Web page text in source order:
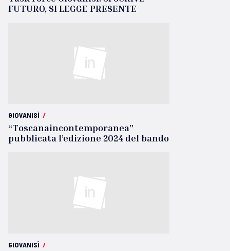
FUTURO, SI LEGGE PRESENTE
GIOVANISÌ /
“Toscanaincontemporanea”
pubblicata l’edizione 2024 del bando
GIOVANISÌ /